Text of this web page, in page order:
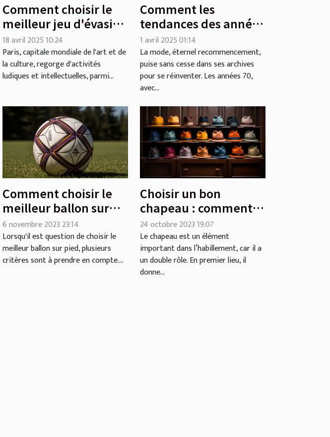
Comment choisir le
meilleur jeu d'évasion
thématique à Paris
18 avril 2025 10:24
Paris, capitale mondiale de l'art et de
la culture, regorge d'activités
ludiques et intellectuelles, parmi...
Comment les
tendances des années
70 influencent la
mode actuelle
1 avril 2025 01:14
La mode, éternel recommencement,
puise sans cesse dans ses archives
pour se réinventer. Les années 70,
avec...
Comment choisir le
meilleur ballon sur
pied : Guide d'achat
6 novembre 2023 23:14
Lorsqu'il est question de choisir le
meilleur ballon sur pied, plusieurs
critères sont à prendre en compte....
Choisir un bon
chapeau : comment
faire ?
24 octobre 2023 19:07
Le chapeau est un élément
important dans l’habillement, car il a
un double rôle. En premier lieu, il
donne...